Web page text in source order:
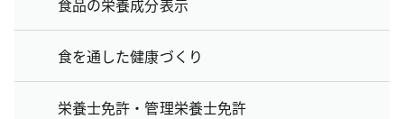
食を通した健康づくり
栄養士免許・管理栄養士免許